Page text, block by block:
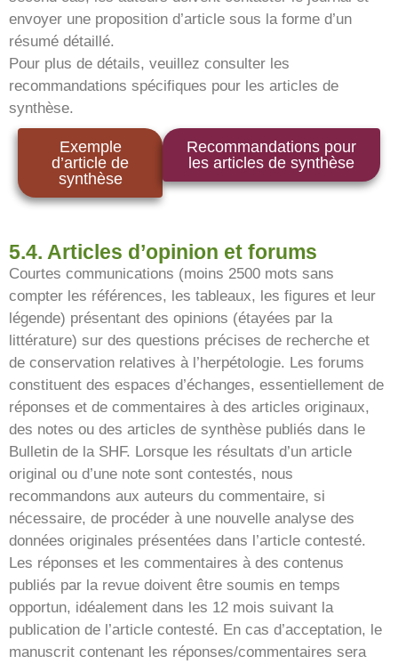
envoyer une proposition d’article sous la forme d’un
résumé détaillé.
Pour plus de détails, veuillez consulter les
recommandations spécifiques pour les articles de
synthèse.
Exemple
d’article de
synthèse
Recommandations pour
les articles de synthèse
5.4. Articles d’opinion et forums
Courtes communications (moins 2500 mots sans
compter les références, les tableaux, les figures et leur
légende) présentant des opinions (étayées par la
littérature) sur des questions précises de recherche et
de conservation relatives à l’herpétologie. Les forums
constituent des espaces d’échanges, essentiellement de
réponses et de commentaires à des articles originaux,
des notes ou des articles de synthèse publiés dans le
Bulletin de la SHF. Lorsque les résultats d’un article
original ou d’une note sont contestés, nous
recommandons aux auteurs du commentaire, si
nécessaire, de procéder à une nouvelle analyse des
données originales présentées dans l’article contesté.
Les réponses et les commentaires à des contenus
publiés par la revue doivent être soumis en temps
opportun, idéalement dans les 12 mois suivant la
publication de l’article contesté. En cas d’acceptation, le
manuscrit contenant les réponses/commentaires sera